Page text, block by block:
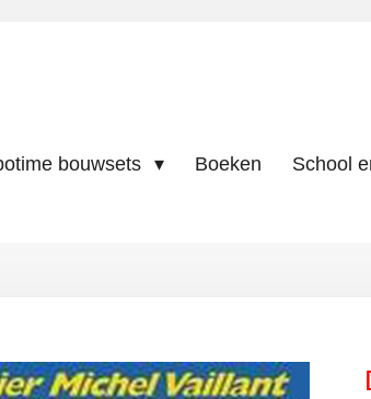
bouwsets Boeken School